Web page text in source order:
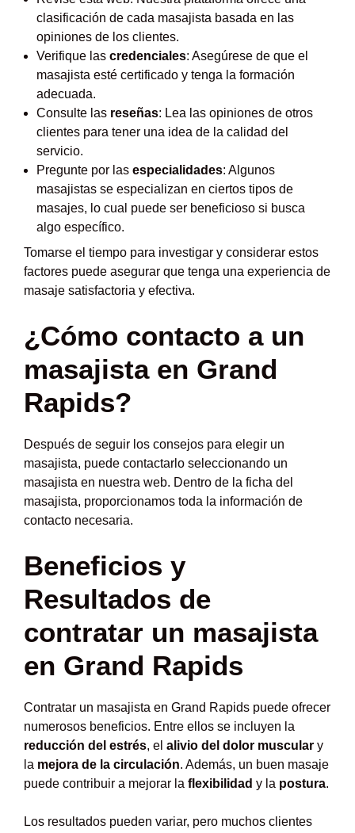
clasificación de cada masajista basada en las
opiniones de los clientes.
Verifique las credenciales: Asegúrese de que el
masajista esté certificado y tenga la formación
adecuada.
Consulte las reseñas: Lea las opiniones de otros
clientes para tener una idea de la calidad del
servicio.
Pregunte por las especialidades: Algunos
masajistas se especializan en ciertos tipos de
masajes, lo cual puede ser beneficioso si busca
algo específico.
Tomarse el tiempo para investigar y considerar estos
factores puede asegurar que tenga una experiencia de
masaje satisfactoria y efectiva.
¿Cómo contacto a un
masajista en Grand
Rapids?
Después de seguir los consejos para elegir un
masajista, puede contactarlo seleccionando un
masajista en nuestra web. Dentro de la ficha del
masajista, proporcionamos toda la información de
contacto necesaria.
Beneficios y
Resultados de
contratar un masajista
en Grand Rapids
Contratar un masajista en Grand Rapids puede ofrecer
numerosos beneficios. Entre ellos se incluyen la
reducción del estrés, el alivio del dolor muscular y
la mejora de la circulación. Además, un buen masaje
puede contribuir a mejorar la flexibilidad y la postura.
Los resultados pueden variar, pero muchos clientes